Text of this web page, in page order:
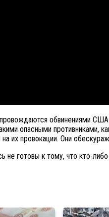
обвинениями
опасными
их провокации. Они
готовы к тому, что кто-